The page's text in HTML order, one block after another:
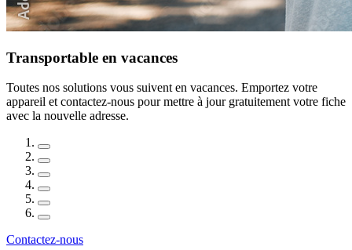
Transportable en vacances
Toutes nos solutions vous suivent en vacances. Emportez votre
appareil et contactez-nous pour mettre à jour gratuitement votre fiche
avec la nouvelle adresse.
Contactez-nous